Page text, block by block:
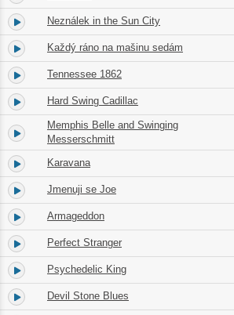
2. Neználek in the Sun City
3. Každý ráno na mašinu sedám
4. Tennessee 1862
5. Hard Swing Cadillac
6.
Memphis Belle and Swinging
Messerschmitt
7. Karavana
8. Jmenuji se Joe
9. Armageddon
10. Perfect Stranger
11. Psychedelic King
12. Devil Stone Blues